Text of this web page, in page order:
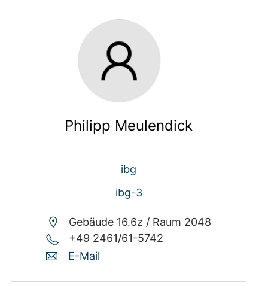
Philipp Meulendick
ibg
ibg-3
Gebäude 16.6z / Raum 2048
+49 2461/61-5742
E-Mail